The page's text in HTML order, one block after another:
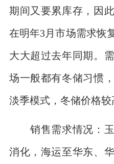
期间又要累库存，因
在明年3月市场需求恢
大大超过去年同期。
场一般都有冬储习惯
淡季模式，冬储价格较
销售需求情况：玉
消化，海运至华东、